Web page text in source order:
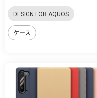
DESIGN FOR AQUOS
ケース